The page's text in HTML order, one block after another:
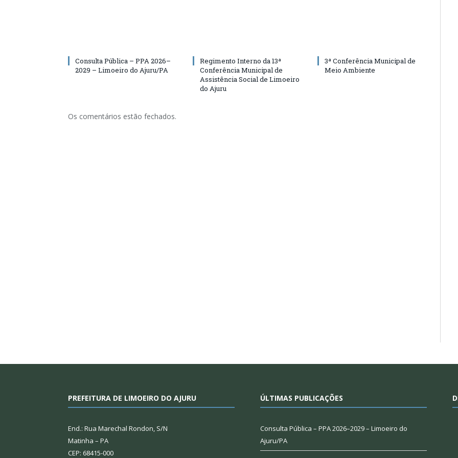
Consulta Pública – PPA 2026–
2029 – Limoeiro do Ajuru/PA
Regimento Interno da 13ª
Conferência Municipal de
Assistência Social de Limoeiro
do Ajuru
3ª Conferência Municipal de
Meio Ambiente
Os comentários estão fechados.
PREFEITURA DE LIMOEIRO DO AJURU
End.: Rua Marechal Rondon, S/N
Matinha – PA
CEP: 68415-000
ÚLTIMAS PUBLICAÇÕES
Consulta Pública – PPA 2026–2029 – Limoeiro do
Ajuru/PA